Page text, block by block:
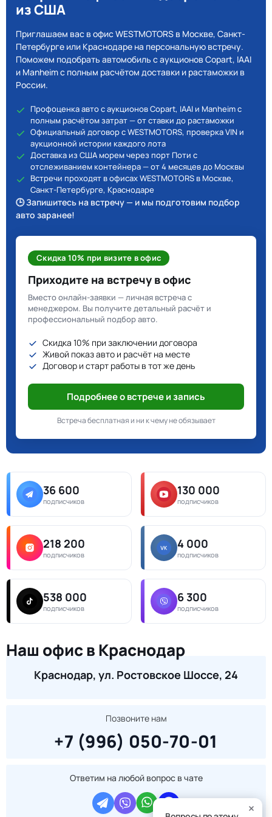
из США
Приглашаем вас в офис WESTMOTORS в Москве, Санкт-
Петербурге или Краснодаре на персональную встречу.
Поможем подобрать автомобиль с аукционов Copart, IAAI
и Manheim с полным расчётом доставки и растаможки в
России.
Профоценка авто с аукционов Copart, IAAI и Manheim с
полным расчётом затрат — от ставки до растаможки
Официальный договор с WESTMOTORS, проверка VIN и
аукционной истории каждого лота
Доставка из США морем через порт Поти с
отслеживанием контейнера — от 4 месяцев до Москвы
Встречи проходят в офисах WESTMOTORS в Москве,
Санкт-Петербурге, Краснодаре
🕒 Запишитесь на встречу — и мы подготовим подбор
авто заранее!
Скидка 10% при визите в офис
Приходите на встречу в офис
Вместо онлайн-заявки — личная встреча с
менеджером. Вы получите детальный расчёт и
профессиональный подбор авто.
Скидка 10% при заключении договора
Живой показ авто и расчёт на месте
Договор и старт работы в тот же день
Подробнее о встрече и запись
Встреча бесплатная и ни к чему не обязывает
36 600
подписчиков
130 000
подписчиков
218 200
подписчиков
4 000
подписчиков
538 000
подписчиков
6 300
подписчиков
Наш офис в Краснодар
Краснодар, ул. Ростовское Шоссе, 24
Позвоните нам
+7 (996) 050-70-01
Ответим на любой вопрос в чате